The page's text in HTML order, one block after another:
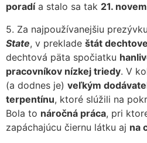
poradía stalo sa tak 21.
5. Za najpoužívanejšiu
State, v preklade štát
dechtová päta spočiatku
pracovníkov nízkej triedy. V
(a dodnes je) veľkým
terpentínu, ktoré slúžili na
Bola to náročná práca, pri
zapáchajúcu čiernu látku aj na